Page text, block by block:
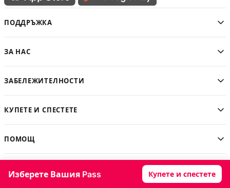
ПОДДРЪЖКА
ЗА НАС
ЗАБЕЛЕЖИТЕЛНОСТИ
КУПЕТЕ И СПЕСТЕТЕ
ПОМОЩ
Изберете Вашия Pass Купете и спестете